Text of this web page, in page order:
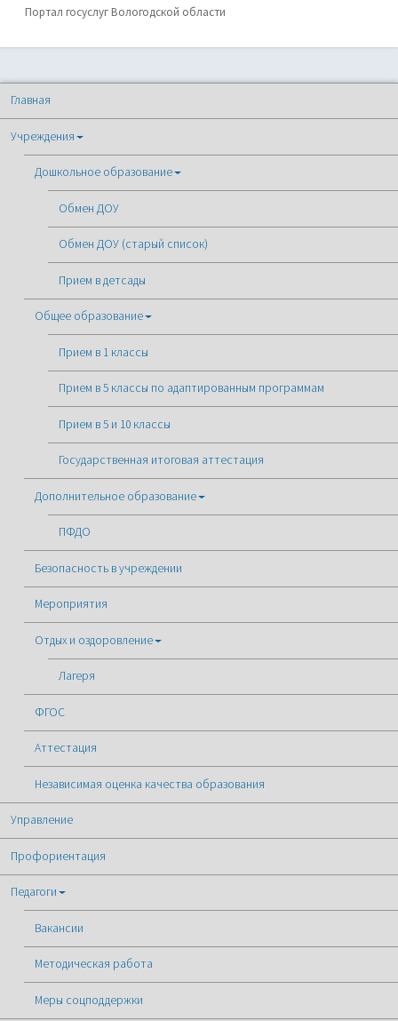
Портал госуслуг Вологодской области
Главная
Учреждения
Дошкольное образование
Обмен ДОУ
Обмен ДОУ (старый список)
Прием в детсады
Общее образование
Прием в 1 классы
Прием в 5 классы по адаптированным программам
Прием в 5 и 10 классы
Государственная итоговая аттестация
Дополнительное образование
ПФДО
Безопасность в учреждении
Мероприятия
Отдых и оздоровление
Лагеря
ФГОС
Аттестация
Независимая оценка качества образования
Управление
Профориентация
Педагоги
Вакансии
Методическая работа
Меры соцподдержки